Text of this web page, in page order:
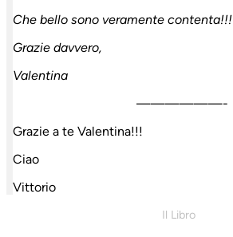
Che bello sono veramente contenta!!!
Grazie davvero,
Valentina
——————-
Grazie a te Valentina!!!
Ciao
Vittorio
Il Libro